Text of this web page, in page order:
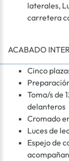
laterales,
carretera
ACABADO
Cinco
Toma/s de
delanteros
Cromado
Luces de
Espejo de